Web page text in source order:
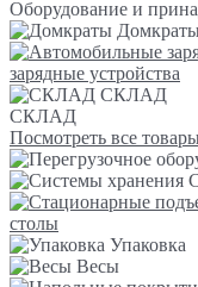
Оборудование и
зарядные устройства
СКЛАД
СКЛАД
Посмотреть все
столы
Упаковка
Весы